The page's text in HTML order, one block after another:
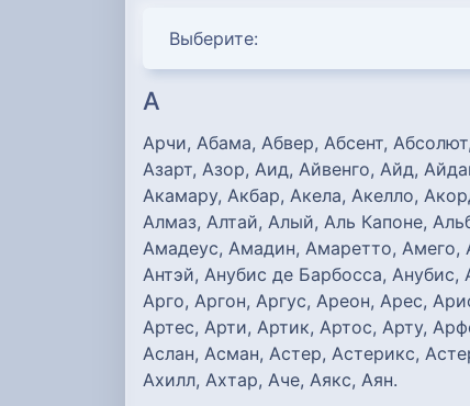
А
Аpчи, Абама, Абвер, Абсент,
Азарт, Азор, Аид, Айвенго, Айд,
Акамару, Акбар, Акела, Акелло,
Алмаз, Алтaй, Алый, Аль Капоне,
Амадеус, Амадин, Амаретто,
Антэй, Анубис де Барбосса,
Арго, Аргон, Аргус, Ареон, Арес,
Артес, Арти, Артик, Артос, Арту,
Аслан, Асман, Астер, Астерикс,
Ахилл, Ахтар, Аче, Аякс, Аян.